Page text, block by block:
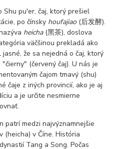
pu'er, čaj, ktorý prešiel
po čínsky houfajiao (后发酵).
heicha (黑茶), doslova
väčšinou prekladá ako
že sa nejedná o čaj, ktorý
(červený čaj). U nás je
čajom tmavý (shu)
čaje z iných provincií, ako je aj
a je určite nesmierne
patrí medzi najvýznamnejšie
(heicha) v Číne. História
Tang a Song. Počas